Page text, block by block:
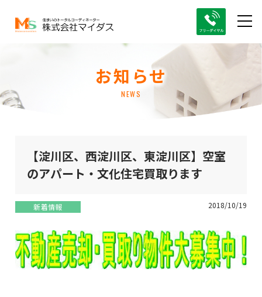
お知らせ
NEWS
【淀川区、西淀川区、東淀川区】空室
のアパート・文化住宅買取ります
新着情報 2018/10/19